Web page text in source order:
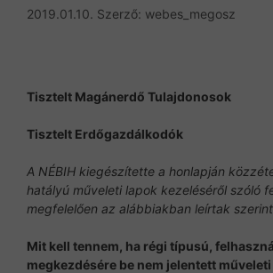
2019.01.10. Szerző: webes_megosz
Tisztelt Magánerdő Tulajdonosok
Tisztelt Erdőgazdálkodók
A NÉBIH kiegészítette a honlapján
hatályú műveleti lapok kezeléséről szóló
megfelelően az alábbiakban leírtak
Mit kell tennem, ha régi típusú,
megkezdésére be nem jelentett